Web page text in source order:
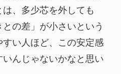
、多少芯を外しても
との差」が小さいという
い人ほど、この安定感
んじゃないかなと思い